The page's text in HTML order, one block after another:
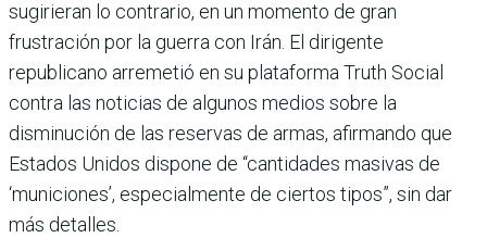
sugirieran lo contrario, en un momento de gran
frustración por la guerra con Irán. El dirigente
republicano arremetió en su plataforma Truth Social
contra las noticias de algunos medios sobre la
disminución de las reservas de armas, afirmando que
Estados Unidos dispone de “cantidades masivas de
‘municiones’, especialmente de ciertos tipos”, sin dar
más detalles.